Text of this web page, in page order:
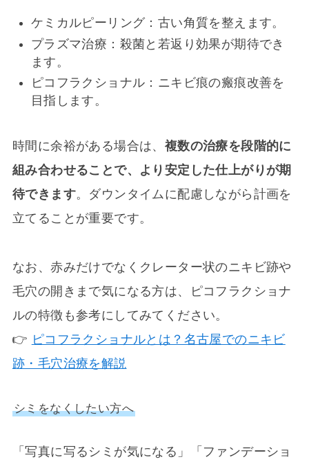
ケミカルピーリング：古い角質を整えます。
プラズマ治療：殺菌と若返り効果が期待でき
ます。
ピコフラクショナル：ニキビ痕の瘢痕改善を
目指します。
時間に余裕がある場合は、 複数の治療を段階的に
組み合わせることで、より安定した仕上がりが期
待できます。ダウンタイムに配慮しながら計画を
立てることが重要です。
なお、赤みだけでなくクレーター状のニキビ跡や
毛穴の開きまで気になる方は、ピコフラクショナ
ルの特徴も参考にしてみてください。
👉 ピコフラクショナルとは？名古屋でのニキビ
跡・毛穴治療を解説
シミをなくしたい方へ
「写真に写るシミが気になる」「ファンデーショ